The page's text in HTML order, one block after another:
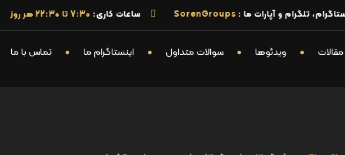
تلگرام و آپارات ما : SorenGroups ساعات کاری: 7:30 تا 22:30 هر روز
ویدئوها سوالات متداول اینستاگرام ما تماس با ما